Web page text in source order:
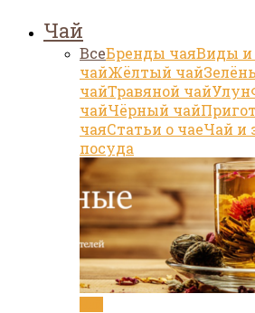
Чай
ВсеБренды чаяВиды и
чайЖёлтый чай
чайТравяной чайУлун
чайЧёрный чай
чаяСтатьи о чаеЧай и
посуда